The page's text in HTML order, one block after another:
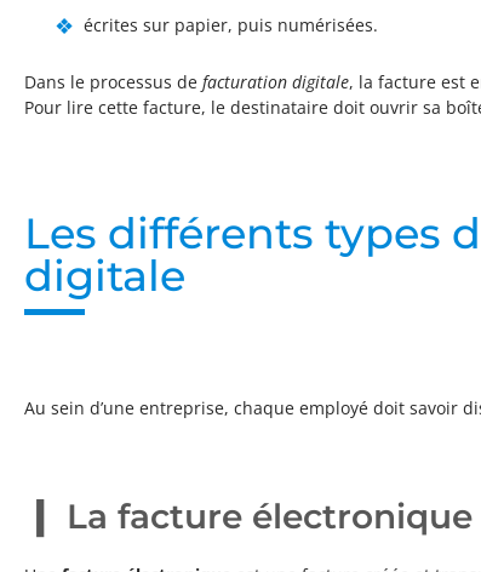
écrites sur papier, puis numérisées.
Dans le processus de facturation digitale, la facture est
Pour lire cette facture, le destinataire doit ouvrir sa
Les différents types
digitale
Au sein d’une entreprise, chaque employé doit savoir
La facture électronique